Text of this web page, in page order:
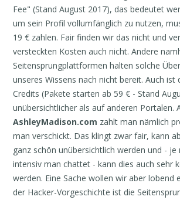
Fee" (Stand August 2017), das bedeutet
um sein Profil vollumfänglich zu nutzen,
19 € zahlen. Fair finden wir das nicht und
versteckten Kosten auch nicht. Andere
Seitensprungplattformen halten solche
unseres Wissens nach nicht bereit. Auch ist
Credits (Pakete starten ab 59 € - Stand
unübersichtlicher als auf anderen Portalen.
AshleyMadison.com zahlt man nämlich
man verschickt. Das klingt zwar fair, kann
ganz schön unübersichtlich werden und - je
intensiv man chattet - kann dies auch sehr
werden. Eine Sache wollen wir aber lobend
der Hacker-Vorgeschichte ist die